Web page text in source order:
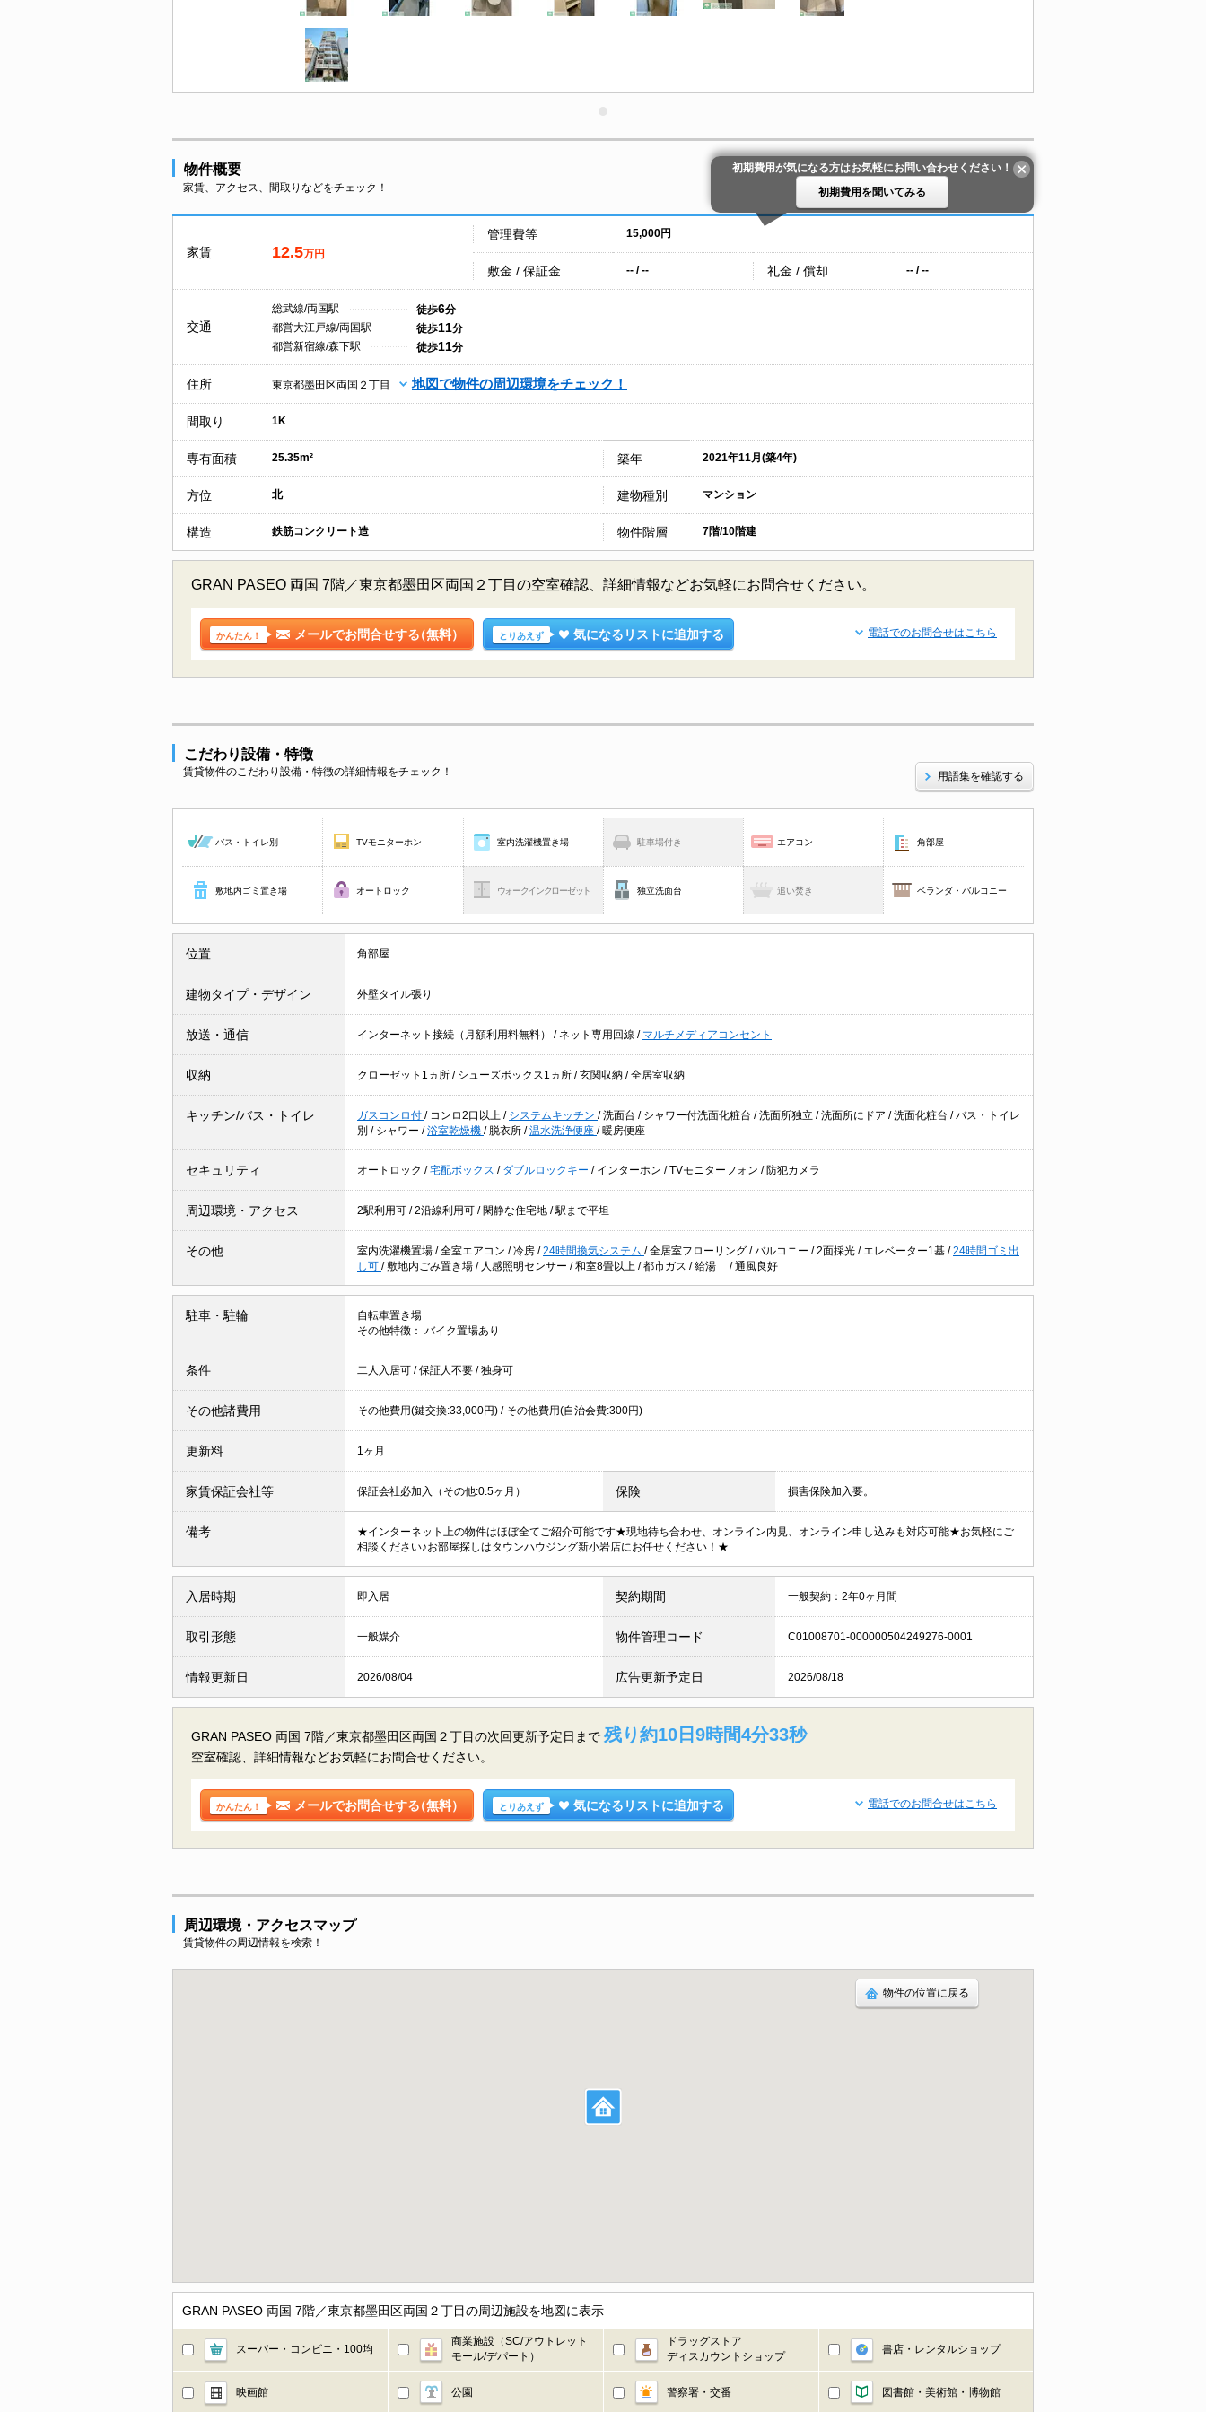
物件概要
家賃、アクセス、間取りなどをチェック！
初期費用が気になる方はお気軽にお問い合わせください！
初期費用を聞いてみる
家賃 12.5万円
管理費等 15,000円
敷金 / 保証金 -- / -- 礼金 / 償却 -- / --
交通
総武線/両国駅 徒歩6分
都営大江戸線/両国駅
徒歩11分
都営新宿線/森下駅
徒歩11分
住所 東京都墨田区両国２丁目 地図で物件の周辺環境をチェック！
間取り 1K
専有面積 25.35m² 築年 2021年11月(築4年)
方位 北 建物種別 マンション
構造 鉄筋コンクリート造 物件階層 7階/10階建
GRAN PASEO 両国 7階／東京都墨田区両国２丁目の空室確認、詳細情報などお気軽にお問合せください。
かんたん！ メールでお問合せする（無料） とりあえず 気になるリストに追加する 電話でのお問合せはこちら
こだわり設備・特徴
賃貸物件のこだわり設備・特徴の詳細情報をチェック！ 用語集を確認する
バス・トイレ別 TVモニターホン 室内洗濯機置き場 駐車場付き エアコン 角部屋
敷地内ゴミ置き場 オートロック ウォークインクローゼット 独立洗面台 追い焚き ベランダ・バルコニー
位置 角部屋
建物タイプ・デザイン 外壁タイル張り
放送・通信 インターネット接続（月額利用料無料） / ネット専用回線 / マルチメディアコンセント
収納 クローゼット1ヵ所 / シューズボックス1ヵ所 /玄関収納 /全居室収納
キッチン/バス・トイレ ガスコンロ付 / コンロ2口以上 / システムキッチン /洗面台 / シャワー付洗面化粧台 /洗面所独立 /洗面所にドア /洗面化粧台 /バス・トイレ
別 / シャワー /浴室乾燥機 / 脱衣所 /温水洗浄便座 / 暖房便座
セキュリティ オートロック /宅配ボックス / ダブルロックキー / インターホン /TVモニターフォン / 防犯カメラ
周辺環境・アクセス 2駅利用可 /2沿線利用可 / 閑静な住宅地 /駅まで平坦
その他 室内洗濯機置場 /全室エアコン /冷房 /24時間換気システム /全居室フローリング /バルコニー /2面採光 / エレベーター1基 /24時間ゴミ出
し可 /敷地内ごみ置き場 / 人感照明センサー /和室8畳以上 /都市ガス /給湯 /通風良好
駐車・駐輪
自転車置き場
その他特徴： バイク置場あり
条件 二人入居可 /保証人不要 /独身可
その他諸費用 その他費用(鍵交換:33,000円) / その他費用(自治会費:300円)
更新料 1ヶ月
家賃保証会社等 保証会社必加入（その他:0.5ヶ月） 保険 損害保険加入要。
備考
★インターネット上の物件はほぼ全てご紹介可能です★現地待ち合わせ、オンライン内見、オンライン申し込みも対応可能★お気軽にご
相談ください♪お部屋探しはタウンハウジング新小岩店にお任せください！★
入居時期 即入居 契約期間 一般契約：2年0ヶ月間
取引形態 一般媒介 物件管理コード C01008701-000000504249276-0001
情報更新日 2026/08/04 広告更新予定日 2026/08/18
GRAN PASEO 両国 7階／東京都墨田区両国２丁目の次回更新予定日まで 残り約10日9時間4分33秒
空室確認、詳細情報などお気軽にお問合せください。
かんたん！ メールでお問合せする（無料） とりあえず 気になるリストに追加する 電話でのお問合せはこちら
周辺環境・アクセスマップ
賃貸物件の周辺情報を検索！
物件の位置に戻る
GRAN PASEO 両国 7階／東京都墨田区両国２丁目の周辺施設を地図に表示
スーパー・コンビニ・100均
商業施設（SC/アウトレット
モール/デパート）
ドラッグストア
ディスカウントショップ
書店・レンタルショップ
映画館 公園 警察署・交番 図書館・美術館・博物館